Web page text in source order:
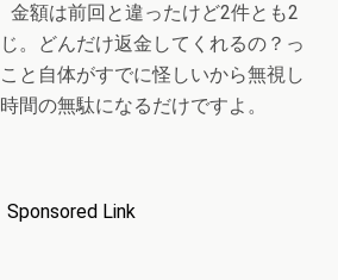
金額は前回と違ったけど2件とも2
。どんだけ返金してくれるの？っ
と自体がすでに怪しいから無視し
間の無駄になるだけですよ。
Sponsored Link